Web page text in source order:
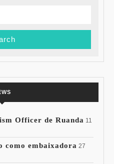
Officer de Ruanda 11
como embaixadora 27